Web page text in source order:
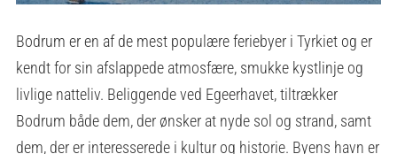
Bodrum er en af de mest populære feriebyer i Tyrkiet og er
kendt for sin afslappede atmosfære, smukke kystlinje og
livlige natteliv. Beliggende ved Egeerhavet, tiltrækker
Bodrum både dem, der ønsker at nyde sol og strand, samt
dem, der er interesserede i kultur og historie. Byens havn er